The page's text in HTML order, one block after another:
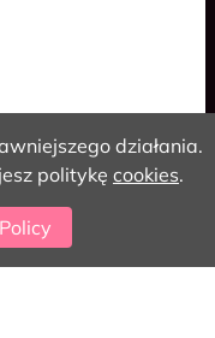
działania.
politykę cookies.